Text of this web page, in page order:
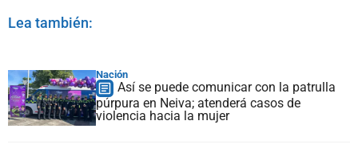
Lea también:
Nación
Así se puede comunicar con la patrulla
púrpura en Neiva; atenderá casos de
violencia hacia la mujer